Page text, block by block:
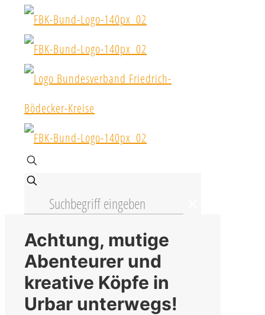
Achtung, mutige
Abenteurer und
kreative Köpfe in
Urbar unterwegs!